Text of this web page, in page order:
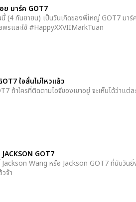
ย มาร์ค GOT7
นี้ (4 กันยายน) เป็นวันเกิดของพี่ใหญ่ GOT7 มา
รและใช้ #HappyXXVIIMarkTuan
ใจสั่นไม่ไหวแล้ว
ถ้าใครที่ติดตามไอจีของเขาอยู่ จะเห็นได้ว่าแต่
GOT7
Wang หรือ Jackson GOT7 ที่นับวัน
จ้า